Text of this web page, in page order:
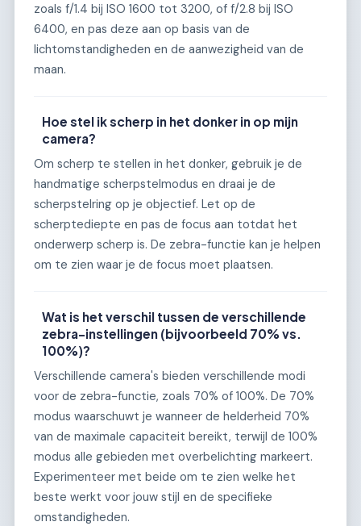
zoals f/1.4 bij ISO 1600 tot 3200, of f/2.8 bij ISO
6400, en pas deze aan op basis van de
lichtomstandigheden en de aanwezigheid van de
maan.
Hoe stel ik scherp in het donker in op mijn
camera?
Om scherp te stellen in het donker, gebruik je de
handmatige scherpstelmodus en draai je de
scherpstelring op je objectief. Let op de
scherptediepte en pas de focus aan totdat het
onderwerp scherp is. De zebra-functie kan je helpen
om te zien waar je de focus moet plaatsen.
Wat is het verschil tussen de verschillende
zebra-instellingen (bijvoorbeeld 70% vs.
100%)?
Verschillende camera's bieden verschillende modi
voor de zebra-functie, zoals 70% of 100%. De 70%
modus waarschuwt je wanneer de helderheid 70%
van de maximale capaciteit bereikt, terwijl de 100%
modus alle gebieden met overbelichting markeert.
Experimenteer met beide om te zien welke het
beste werkt voor jouw stijl en de specifieke
omstandigheden.